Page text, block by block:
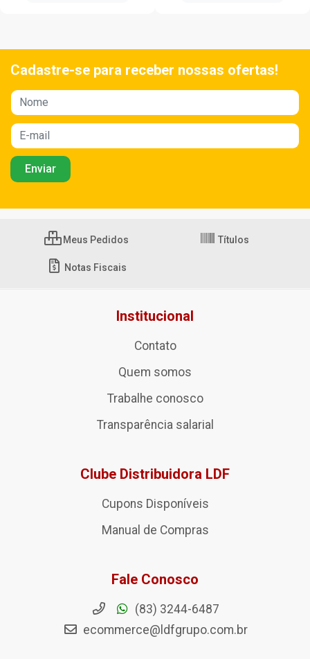
Cadastre-se para receber nossas ofertas!
Meus Pedidos Títulos
Notas Fiscais
Institucional
Contato
Quem somos
Trabalhe conosco
Transparência salarial
Clube Distribuidora LDF
Cupons Disponíveis
Manual de Compras
Fale Conosco
(83) 3244-6487
ecommerce@ldfgrupo.com.br